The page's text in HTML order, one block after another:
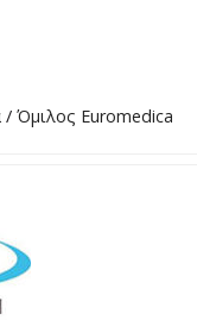
/ Όμιλος Euromedica